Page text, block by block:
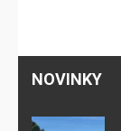
NOVINKY